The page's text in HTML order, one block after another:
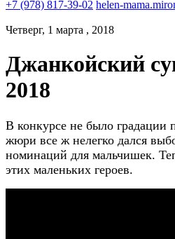
+7 (978) 817-39-02 helen-
Четверг, 1 марта , 2018
Джанкойский
2018
В конкурсе не было градации
жюри все ж нелегко дался
номинаций для мальчишек.
этих маленьких героев.